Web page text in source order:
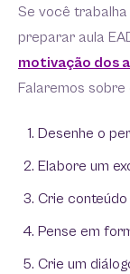
Se você
preparar aula
motivação dos
Falaremos
Desenhe o
Elabore um
Crie
Pense em
Crie um